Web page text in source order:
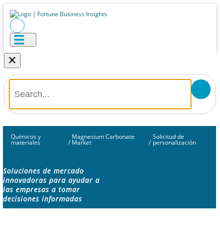
×
Químicos y
materiales /
Magnesium Carbonate
Market /
Solicitud de
personalización
Soluciones de mercado
innovadoras para ayudar a
las empresas a tomar
decisiones informadas